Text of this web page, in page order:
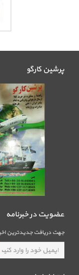
پرشین کارگو
عضویت در خبرنامه
جهت دریافت جدیدترین